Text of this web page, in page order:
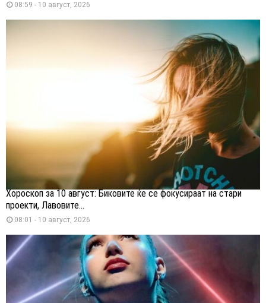
08:59 - 10 август, 2026
Хороскоп за 10 август: Биковите ќе се фокусираат на стари
проекти, Лавовите...
08:01 - 10 август, 2026